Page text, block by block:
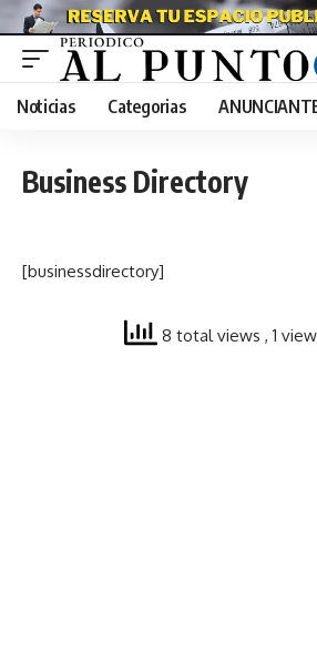
Noticias Categorias
Business Directory
[businessdirectory]
8 total views , 1